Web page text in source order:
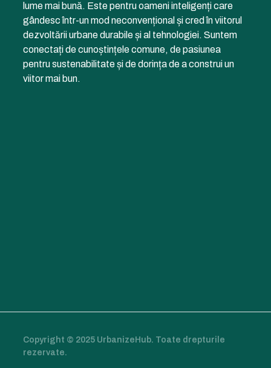
lume mai bună. Este pentru oameni inteligenți care
gândesc într-un mod neconvențional și cred în viitorul
dezvoltării urbane durabile și al tehnologiei. Suntem
conectați de cunoștințele comune, de pasiunea
pentru sustenabilitate și de dorința de a construi un
viitor mai bun.
Copyright © 2025 UrbanizeHub. Toate drepturile
rezervate.